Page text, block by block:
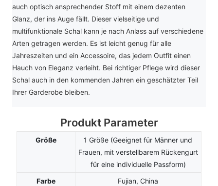
auch optisch ansprechender Stoff mit einem dezenten
Glanz, der ins Auge fällt. Dieser vielseitige und
multifunktionale Schal kann je nach Anlass auf verschiedene
Arten getragen werden. Es ist leicht genug für alle
Jahreszeiten und ein Accessoire, das jedem Outfit einen
Hauch von Eleganz verleiht. Bei richtiger Pflege wird dieser
Schal auch in den kommenden Jahren ein geschätzter Teil
Ihrer Garderobe bleiben.
Produkt Parameter
Größe
1 Größe (Geeignet für Männer und
Frauen, mit verstellbarem Rückengurt
für eine individuelle Passform)
Farbe
Fujian, China